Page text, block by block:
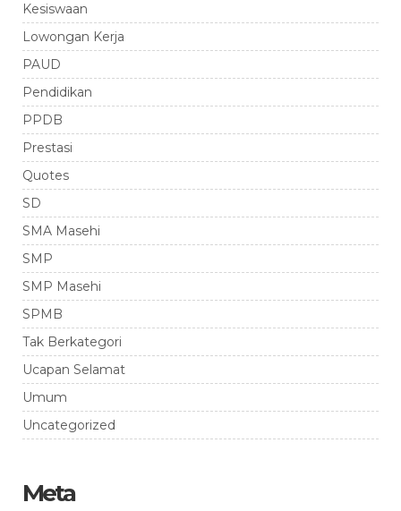
Kesiswaan
Lowongan Kerja
PAUD
Pendidikan
PPDB
Prestasi
Quotes
SD
SMA Masehi
SMP
SMP Masehi
SPMB
Tak Berkategori
Ucapan Selamat
Umum
Uncategorized
Meta